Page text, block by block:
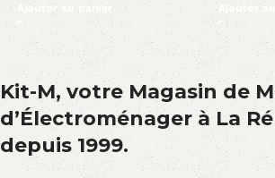
Ajouter au panier Ajouter
Kit-M, votre Magasin de
d’Électroménager à La
depuis 1999.